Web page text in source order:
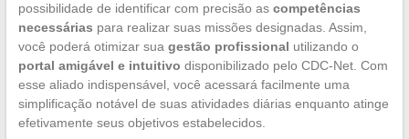
possibilidade de identificar com precisão as competências
necessárias para realizar suas missões designadas. Assim,
você poderá otimizar sua gestão profissional utilizando o
portal amigável e intuitivo disponibilizado pelo CDC-Net. Com
esse aliado indispensável, você acessará facilmente uma
simplificação notável de suas atividades diárias enquanto atinge
efetivamente seus objetivos estabelecidos.